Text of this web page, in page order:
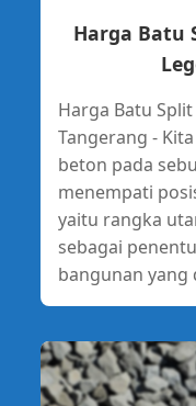
Harga Batu
Harga Batu
Tangerang -
beton pada
menempati
yaitu rangka
sebagai
bangunan yang